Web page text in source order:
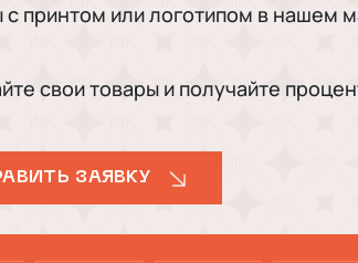
принтом или логотипом в нашем
свои товары и получайте
ЗАЯВКУ